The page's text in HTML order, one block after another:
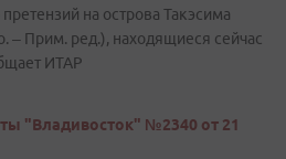
на острова Такэсима
– Прим. ред.), находящиеся сейчас
ИТАР
"Владивосток" №2340 от 21